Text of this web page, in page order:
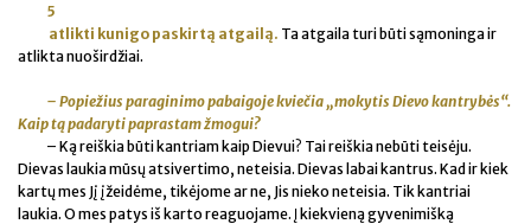
5
atlikti kunigo paskirtą atgailą. Ta atgaila turi būti sąmoninga ir
atlikta nuoširdžiai.
– Popiežius paraginimo pabaigoje kviečia „mokytis Dievo kantrybės“.
Kaip tą padaryti paprastam žmogui?
– Ką reiškia būti kantriam kaip Dievui? Tai reiškia nebūti teisėju.
Dievas laukia mūsų atsivertimo, neteisia. Dievas labai kantrus. Kad ir kiek
kartų mes Jį įžeidėme, tikėjome ar ne, Jis nieko neteisia. Tik kantriai
laukia. O mes patys iš karto reaguojame. Į kiekvieną gyvenimišką